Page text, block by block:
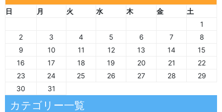
日
月 火 水 木 金
土
1
2
3 4 5 6 7
8
9
10 11 12 13 14
15
16
17 18 19 20 21
22
23
24 25 26 27 28
29
30
31
カテゴリー一覧